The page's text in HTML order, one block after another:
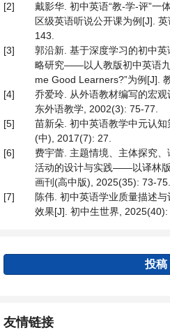
[2]
戴影华. 初中英语“教-学-评”
区级英语听说公开课为例[J].
143.
[3]
郭沿新. 基于深度学习的初中
略研究——以人教版初中英语
me Good Learners?”为例[J].
[4]
乔爱玲. 从外语教材编写的宏
东外语教学, 2002(3): 75-77.
[5]
苗新朵. 初中英语教学中元认
(中), 2017(7): 27.
[6]
费宇蕾. 主题情境、主体探究
活动的设计与实践——以译林
画刊(高中版), 2025(35): 73-75.
[7]
陈伟. 初中英语学业质量描述
效果[J]. 初中生世界, 2025(40):
投稿
友情链接